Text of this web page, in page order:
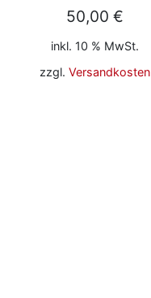
50,00€
inkl. 10 % MwSt.
zzgl.Versandkosten